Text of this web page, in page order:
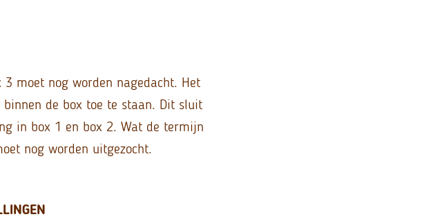
moet nog worden nagedacht. Het
de box toe te staan. Dit sluit
in box 1 en box 2. Wat de termijn
nog worden uitgezocht.